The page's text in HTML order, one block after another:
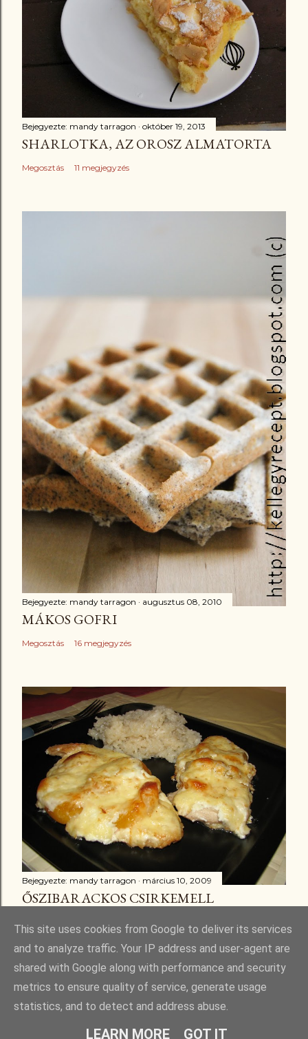
Bejegyezte: mandy tarragon október 19, 2013
SHARLOTKA, AZ OROSZ ALMATORTA
Megosztás 11 megjegyzés
Bejegyezte: mandy tarragon augusztus 08, 2010
MÁKOS GOFRI
Megosztás 16 megjegyzés
Bejegyezte: mandy tarragon március 10, 2009
ŐSZIBARACKOS CSIRKEMELL
Üzemeltető: Blogger
This site uses cookies from Google to deliver its services
and to analyze traffic. Your IP address and user-agent are
shared with Google along with performance and security
metrics to ensure quality of service, generate usage
statistics, and to detect and address abuse.
LEARN MORE GOT IT